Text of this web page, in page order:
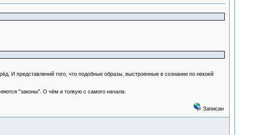
И представлений того, что подобные образы, выстроенные в сознании по некоей
"законы". О чём и толкую с самого начала.
Записан